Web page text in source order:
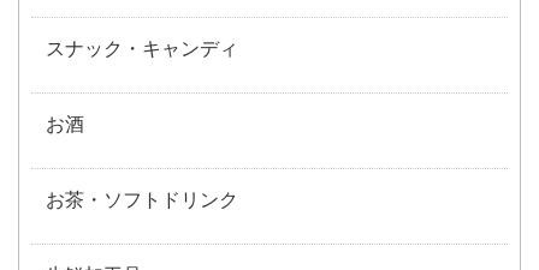
スナック・キャンディ
お酒
お茶・ソフトドリンク